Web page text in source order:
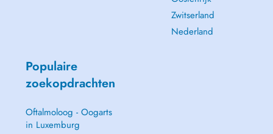
Zwitserland
Nederland
Populaire
zoekopdrachten
Oftalmoloog - Oogarts
in Luxemburg